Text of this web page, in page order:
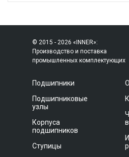
© 2015 - 2026 «INNER»:
Производство и поставка
промышленных комплектующих
Подшипники
Подшипниковые
узлы
Корпуса
подшипников
Ступицы